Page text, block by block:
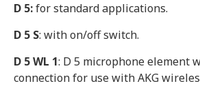
D 5:for standard applications.
D 5 S: with on/off switch.
D 5 WL 1: D 5 microphone element
connection for use with AKG